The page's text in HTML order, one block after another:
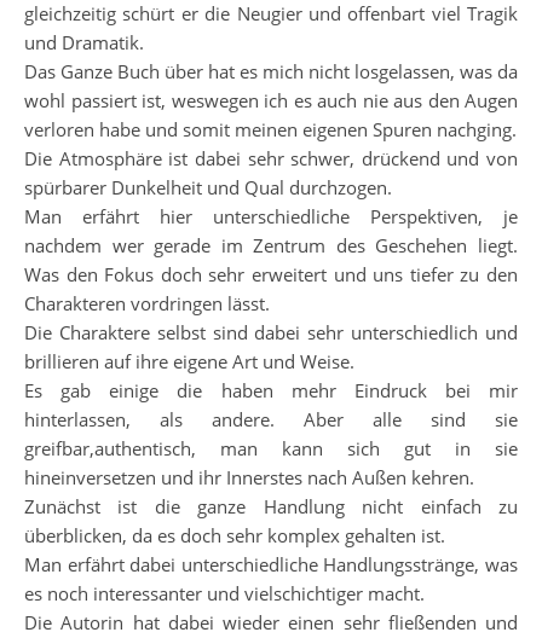
gleichzeitig schürt er die Neugier und offenbart viel Tragik
und Dramatik.
Das Ganze Buch über hat es mich nicht losgelassen, was da
wohl passiert ist, weswegen ich es auch nie aus den Augen
verloren habe und somit meinen eigenen Spuren nachging.
Die Atmosphäre ist dabei sehr schwer, drückend und von
spürbarer Dunkelheit und Qual durchzogen.
Man erfährt hier unterschiedliche Perspektiven, je
nachdem wer gerade im Zentrum des Geschehen liegt.
Was den Fokus doch sehr erweitert und uns tiefer zu den
Charakteren vordringen lässt.
Die Charaktere selbst sind dabei sehr unterschiedlich und
brillieren auf ihre eigene Art und Weise.
Es gab einige die haben mehr Eindruck bei mir
hinterlassen, als andere. Aber alle sind sie
greifbar,authentisch, man kann sich gut in sie
hineinversetzen und ihr Innerstes nach Außen kehren.
Zunächst ist die ganze Handlung nicht einfach zu
überblicken, da es doch sehr komplex gehalten ist.
Man erfährt dabei unterschiedliche Handlungsstränge, was
es noch interessanter und vielschichtiger macht.
Die Autorin hat dabei wieder einen sehr fließenden und